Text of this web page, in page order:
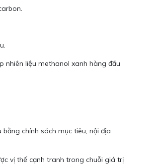
nhiên liệu methanol xanh hàng đầu
chính sách mục tiêu, nội địa
vị thế cạnh tranh trong chuỗi giá trị